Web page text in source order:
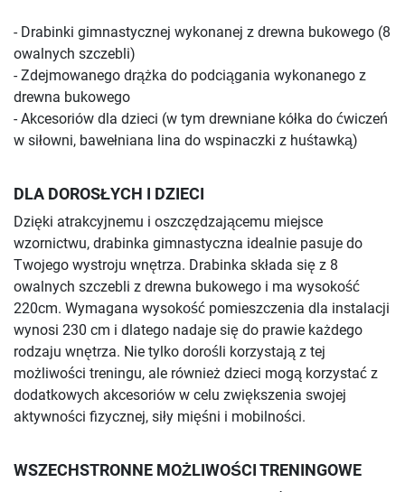
- Drabinki gimnastycznej wykonanej z drewna bukowego (8
owalnych szczebli)
- Zdejmowanego drążka do podciągania wykonanego z
drewna bukowego
- Akcesoriów dla dzieci (w tym drewniane kółka do ćwiczeń
w siłowni, bawełniana lina do wspinaczki z huśtawką)
DLA DOROSŁYCH I DZIECI
Dzięki atrakcyjnemu i oszczędzającemu miejsce
wzornictwu, drabinka gimnastyczna idealnie pasuje do
Twojego wystroju wnętrza. Drabinka składa się z 8
owalnych szczebli z drewna bukowego i ma wysokość
220cm. Wymagana wysokość pomieszczenia dla instalacji
wynosi 230 cm i dlatego nadaje się do prawie każdego
rodzaju wnętrza. Nie tylko dorośli korzystają z tej
możliwości treningu, ale również dzieci mogą korzystać z
dodatkowych akcesoriów w celu zwiększenia swojej
aktywności fizycznej, siły mięśni i mobilności.
WSZECHSTRONNE MOŻLIWOŚCI TRENINGOWE